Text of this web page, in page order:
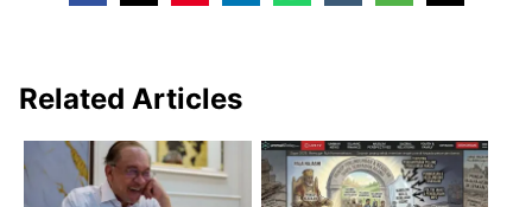
Related Articles